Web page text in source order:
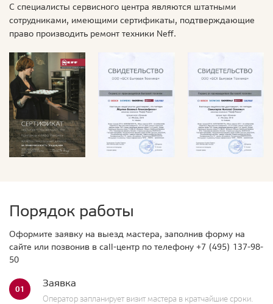
С специалисты сервисного центра являются штатными
сотрудниками, имеющими сертификаты, подтверждающие
право производить ремонт техники Neff.
Порядок работы
Оформите заявку на выезд мастера, заполнив форму на
сайте или позвонив в call-центр по телефону +7 (495) 137-98-
50
01 Заявка
Оператор запланирует визит мастера в кратчайшие сроки.